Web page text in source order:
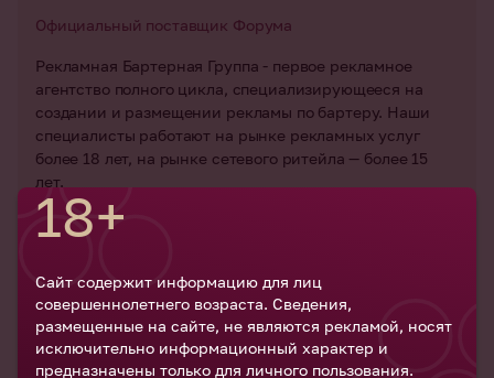
Официальный поставщик Форума
Рекламная Бартерная Группа - первое рекламное
агентство полного цикла, специализирующееся на
создании и размещении рекламы по бартеру. Наши
специалисты работают на рынке рекламных услуг
более 18 лет, на рынке сетевого ритейла — более 15
лет.
18+
Сайт содержит информацию для лиц
совершеннолетнего возраста. Сведения,
размещенные на сайте, не являются рекламой, носят
исключительно информационный характер и
предназначены только для личного пользования.